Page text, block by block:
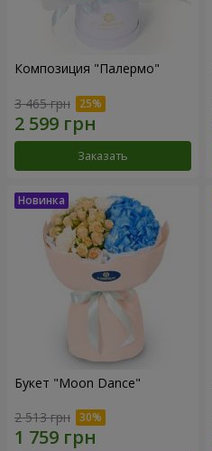
Композиция "Палермо"
3 465 грн
Заказать
Букет "Moon Dance"
2 513 грн